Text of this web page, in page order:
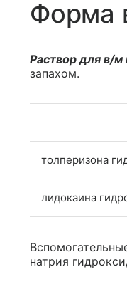
Форма
Раствор для в/м
запахом.
толперизона
лидокаина
натрия